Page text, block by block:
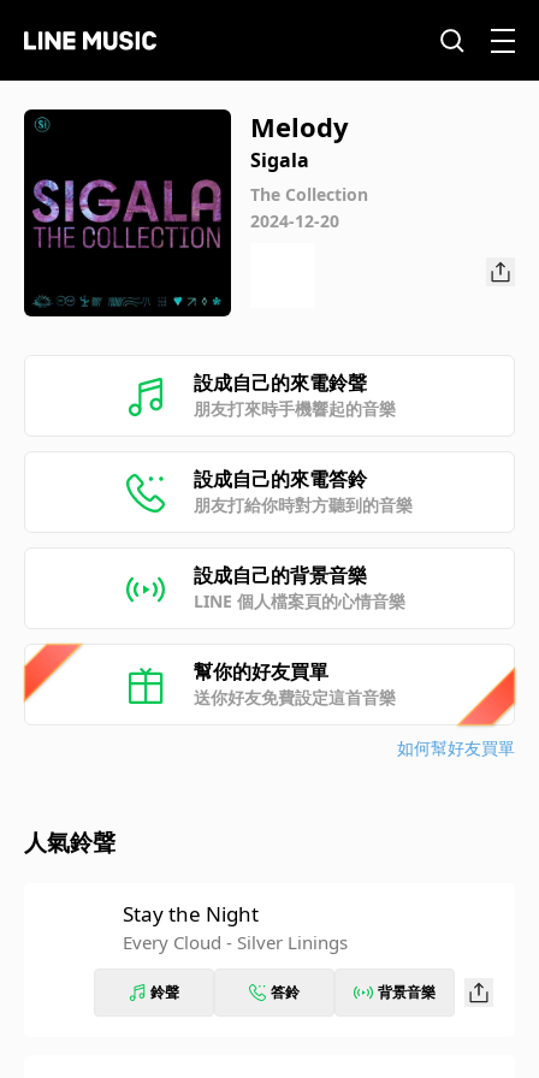
Melody
Sigala
The Collection
2024-12-20
設成自己的來電鈴聲
朋友打來時手機響起的音樂
設成自己的來電答鈴
朋友打給你時對方聽到的音樂
設成自己的背景音樂
LINE 個人檔案頁的心情音樂
幫你的好友買單
送你好友免費設定這首音樂
如何幫好友買單
人氣鈴聲
Stay the Night
Every Cloud - Silver Linings
鈴聲 答鈴 背景音樂